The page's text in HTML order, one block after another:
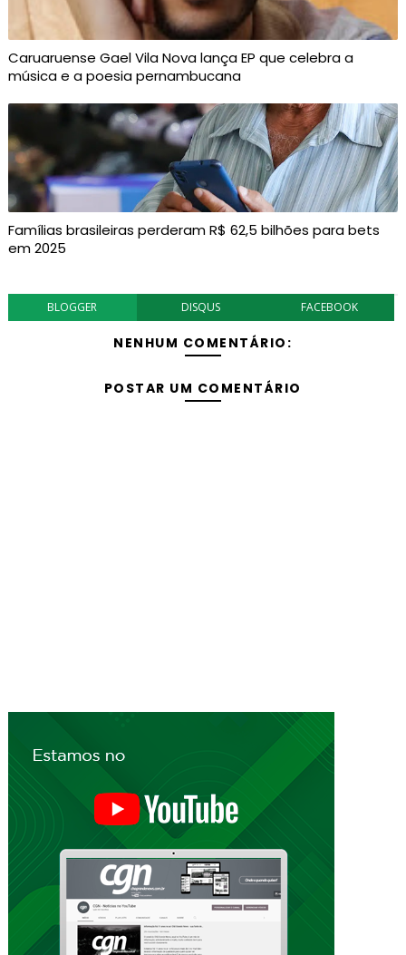
Caruaruense Gael Vila Nova lança EP que celebra a
música e a poesia pernambucana
Famílias brasileiras perderam R$ 62,5 bilhões para bets
em 2025
BLOGGER DISQUS FACEBOOK
NENHUM COMENTÁRIO:
POSTAR UM COMENTÁRIO